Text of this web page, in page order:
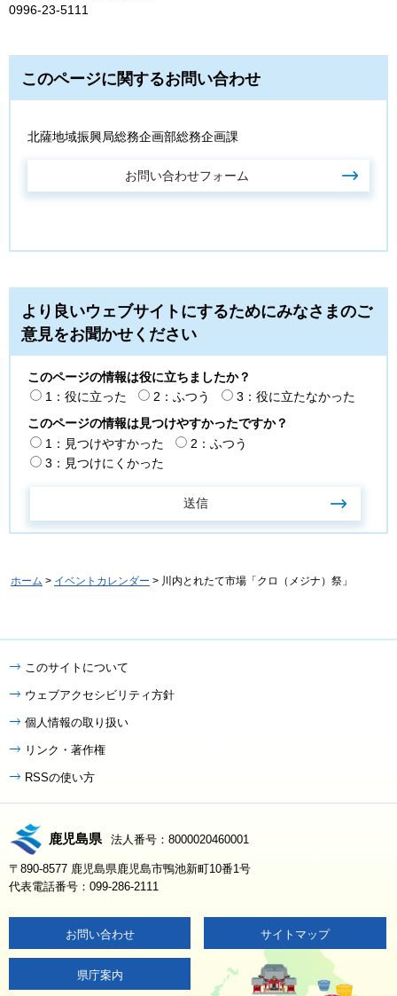
0996-23-5111
このページに関するお問い合わせ
北薩地域振興局総務企画部総務企画課
より良いウェブサイトにするためにみなさまのご
意見をお聞かせください
このページの情報は役に立ちましたか？
1：役に立った
2：ふつう
3：役に立たなかった
このページの情報は見つけやすかったですか？
1：見つけやすかった
2：ふつう
3：見つけにくかった
ホーム > イベントカレンダー > 川内とれたて市場「クロ（メジナ）祭」
このサイトについて
ウェブアクセシビリティ方針
個人情報の取り扱い
リンク・著作権
RSSの使い方
鹿児島県 法人番号：8000020460001
〒890-8577 鹿児島県鹿児島市鴨池新町10番1号
代表電話番号：099-286-2111
お問い合わせ サイトマップ
県庁案内